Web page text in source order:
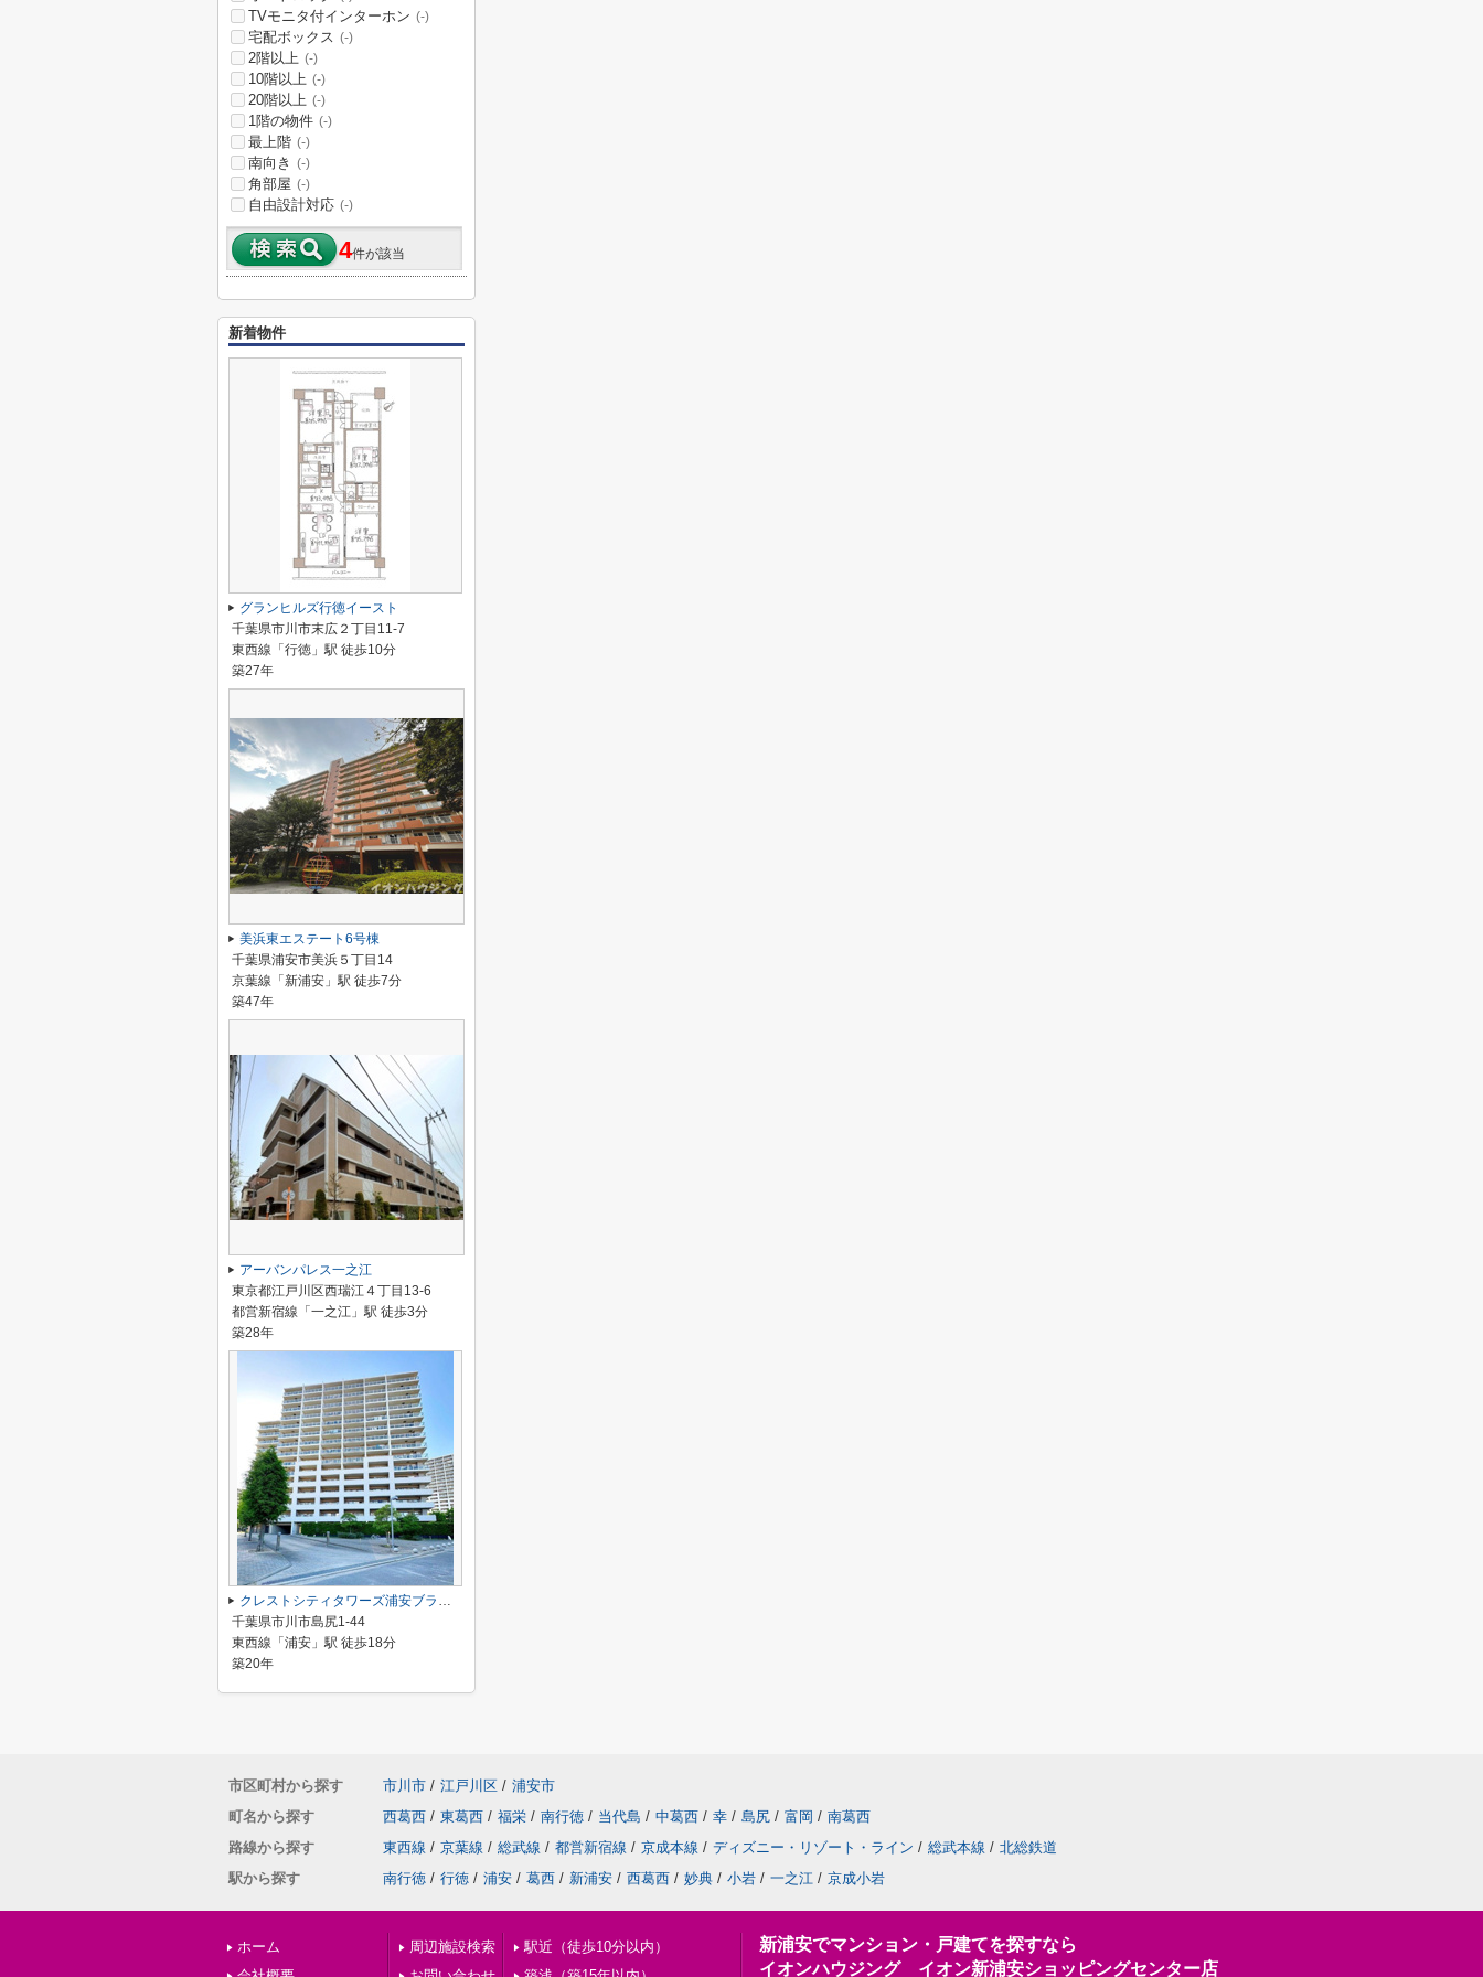
TVモニタ付インターホン (-)
宅配ボックス (-)
2階以上 (-)
10階以上 (-)
20階以上 (-)
1階の物件 (-)
最上階 (-)
南向き (-)
角部屋 (-)
自由設計対応 (-)
4件が該当
新着物件
グランヒルズ行徳イースト
千葉県市川市末広２丁目11-7
東西線「行徳」駅 徒歩10分
築27年
美浜東エステート6号棟
千葉県浦安市美浜５丁目14
京葉線「新浦安」駅 徒歩7分
築47年
アーバンパレス一之江
東京都江戸川区西瑞江４丁目13-6
都営新宿線「一之江」駅 徒歩3分
築28年
クレストシティタワーズ浦安ブライトウィング棟
千葉県市川市島尻1-44
東西線「浦安」駅 徒歩18分
築20年
市区町村から探す 市川市 / 江戸川区 / 浦安市
町名から探す
西葛西 / 東葛西 / 福栄 / 南行徳 / 当代島 / 中葛西 / 幸 / 島尻 / 富岡 / 南葛西
路線から探す
東西線 / 京葉線 / 総武線 / 都営新宿線 / 京成本線 / ディズニー・リゾート・ライン / 総武本線 / 北総鉄道
駅から探す
南行徳 / 行徳 / 浦安 / 葛西 / 新浦安 / 西葛西 / 妙典 / 小岩 / 一之江 / 京成小岩
ホーム
周辺施設検索
駅近（徒歩10分以内）
新浦安でマンション・戸建てを探すなら
イオンハウジング イオン新浦安ショッピングセンター店